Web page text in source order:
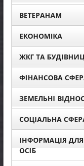
ВЕТЕРАНАМ
ЕКОНОМІКА
ЖКГ ТА
ФІНАНСОВА
ЗЕМЕЛЬНІ
СОЦІАЛЬНА
ІНФОРМАЦІЯ
ОСІБ